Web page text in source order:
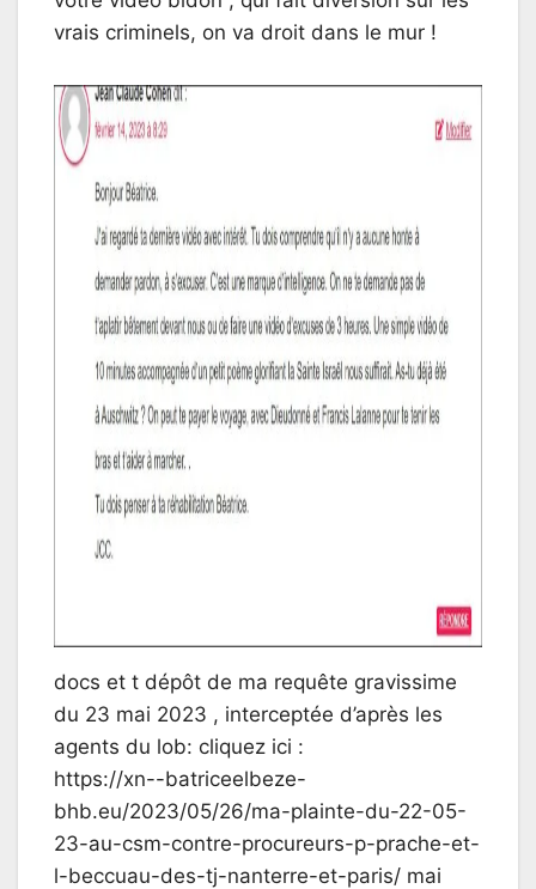
vrais criminels, on va droit dans le mur !
docs et t dépôt de ma requête gravissime
du 23 mai 2023 , interceptée d’après les
agents du lob: cliquez ici :
https://xn--batriceelbeze-
bhb.eu/2023/05/26/ma-plainte-du-22-05-
23-au-csm-contre-procureurs-p-prache-et-
l-beccuau-des-tj-nanterre-et-paris/ mai